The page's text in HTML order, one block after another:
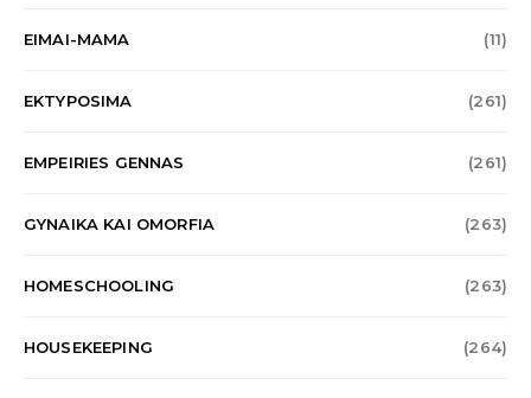
EIMAI-MAMA (11)
EKTYPOSIMA (261)
EMPEIRIES GENNAS (261)
GYNAIKA KAI OMORFIA (263)
HOMESCHOOLING (263)
HOUSEKEEPING (264)